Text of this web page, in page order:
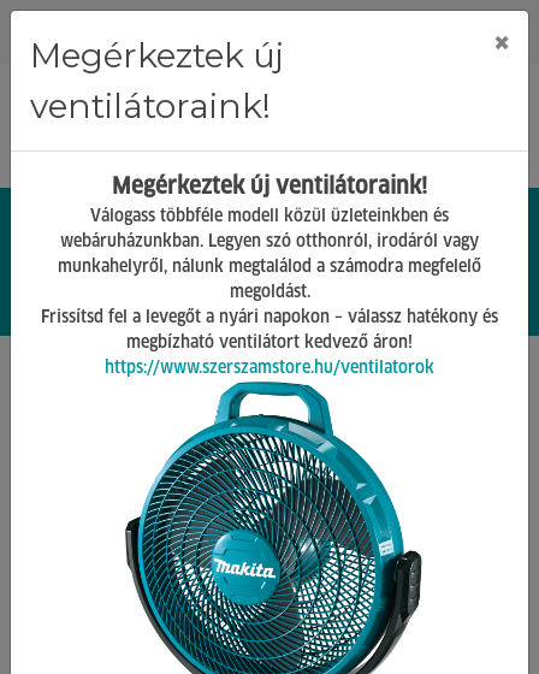
0 0.
Gépek tartozékai
Szablyafűrész tartozékok
Vissza
Kategóriák
Ablaktisztítógép tartozék
Megérkeztek új
ventilátoraink!
×
Megérkeztek új ventilátoraink!
Válogass többféle modell közül üzleteinkben és
webáruházunkban. Legyen szó otthonról, irodáról vagy
munkahelyről, nálunk megtalálod a számodra megfelelő
megoldást.
Frissítsd fel a levegőt a nyári napokon – válassz hatékony és
megbízható ventilátort kedvező áron!
https://www.szerszamstore.hu/ventilatorok